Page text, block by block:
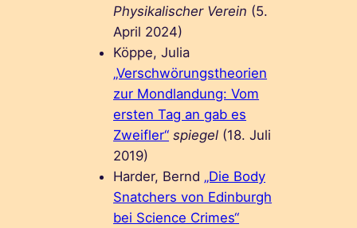
Physikalischer Verein (5.
April 2024)
Köppe, Julia
„Verschwörungstheorien
zur Mondlandung: Vom
ersten Tag an gab es
Zweifler“ spiegel (18. Juli
2019)
Harder, Bernd „Die Body
Snatchers von Edinburgh
bei Science Crimes“